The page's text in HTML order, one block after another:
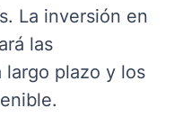
La inversión en
las
largo plazo y los